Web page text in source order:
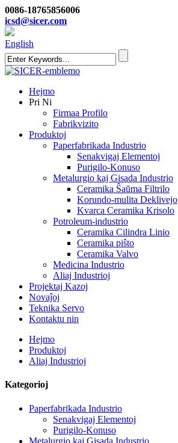
0086-18765856006
icsd@sicer.com
English
Hejmo
Pri Ni
Firmaa Profilo
Fabrikvizito
Produktoj
Paperfabrikada Industrio
Senakvigaj Elementoj
Purigilo-Konuso
Metalurgio kaj Gisada Industrio
Ceramika Ŝaŭma Filtrilo
Korundo-mulita Deklivejo
Kvarca Ceramika Krisolo
Potroleum-industrio
Ceramika Cilindra Linio
Ceramika piŝto
Ceramika Valvo
Medicina Industrio
Aliaj Industrioj
Projektaj Kazoj
Novaĵoj
Teknika Servo
Kontaktu nin
Hejmo
Produktoj
Aliaj Industrioj
Kategorioj
Paperfabrikada Industrio
Senakvigaj Elementoj
Purigilo-Konuso
Metalurgio kaj Gisada Industrio